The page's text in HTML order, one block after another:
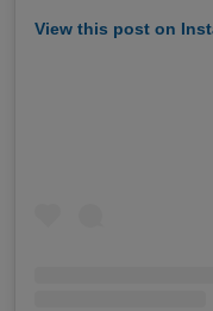
View this post on